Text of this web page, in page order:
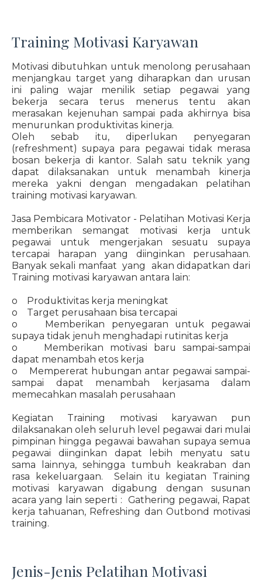
Training Motivasi Karyawan
Motivasi dibutuhkan untuk menolong perusahaan
menjangkau target yang diharapkan dan urusan
ini paling wajar menilik setiap pegawai yang
bekerja secara terus menerus tentu akan
merasakan kejenuhan sampai pada akhirnya bisa
menurunkan produktivitas kinerja.
Oleh sebab itu, diperlukan penyegaran
(refreshment) supaya para pegawai tidak merasa
bosan bekerja di kantor. Salah satu teknik yang
dapat dilaksanakan untuk menambah kinerja
mereka yakni dengan mengadakan pelatihan
training motivasi karyawan.
Jasa Pembicara Motivator - Pelatihan Motivasi Kerja
memberikan semangat motivasi kerja untuk
pegawai untuk mengerjakan sesuatu supaya
tercapai harapan yang diinginkan perusahaan.
Banyak sekali manfaat yang akan didapatkan dari
Training motivasi karyawan antara lain:
o Produktivitas kerja meningkat
o Target perusahaan bisa tercapai
o Memberikan penyegaran untuk pegawai
supaya tidak jenuh menghadapi rutinitas kerja
o Memberikan motivasi baru sampai-sampai
dapat menambah etos kerja
o Mempererat hubungan antar pegawai sampai-
sampai dapat menambah kerjasama dalam
memecahkan masalah perusahaan
Kegiatan Training motivasi karyawan pun
dilaksanakan oleh seluruh level pegawai dari mulai
pimpinan hingga pegawai bawahan supaya semua
pegawai diinginkan dapat lebih menyatu satu
sama lainnya, sehingga tumbuh keakraban dan
rasa kekeluargaan. Selain itu kegiatan Training
motivasi karyawan digabung dengan susunan
acara yang lain seperti : Gathering pegawai, Rapat
kerja tahuanan, Refreshing dan Outbond motivasi
training.
Jenis-Jenis Pelatihan Motivasi